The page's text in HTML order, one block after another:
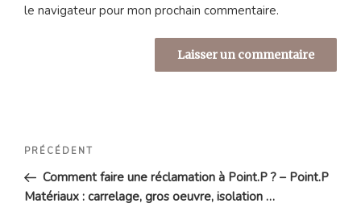
le navigateur pour mon prochain commentaire.
Navigation
l’article
Article
précédent
PRÉCÉDENT
Comment faire une réclamation à Point.P ? – Point.P
Matériaux : carrelage, gros oeuvre, isolation …